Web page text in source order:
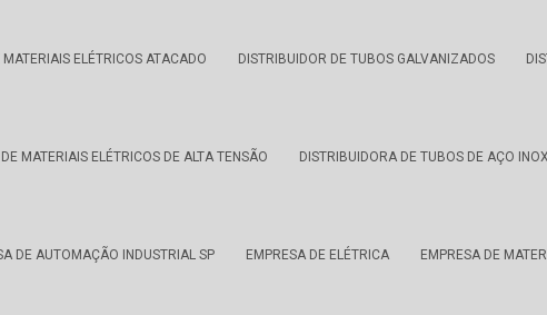
ELÉTRICOS ATACADO DISTRIBUIDOR DE TUBOS GALVANIZADOS
MATERIAIS ELÉTRICOS DE ALTA TENSÃO DISTRIBUIDORA DE TUBOS DE AÇO INOX
DE AUTOMAÇÃO INDUSTRIAL SP EMPRESA DE ELÉTRICA EMPRESA DE